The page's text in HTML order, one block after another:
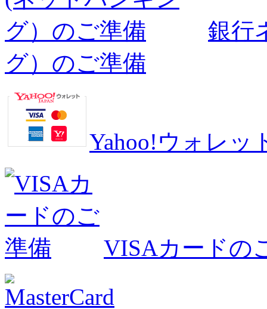
銀行
グ）のご準備
Yahoo!ウォレッ
VISAカードの